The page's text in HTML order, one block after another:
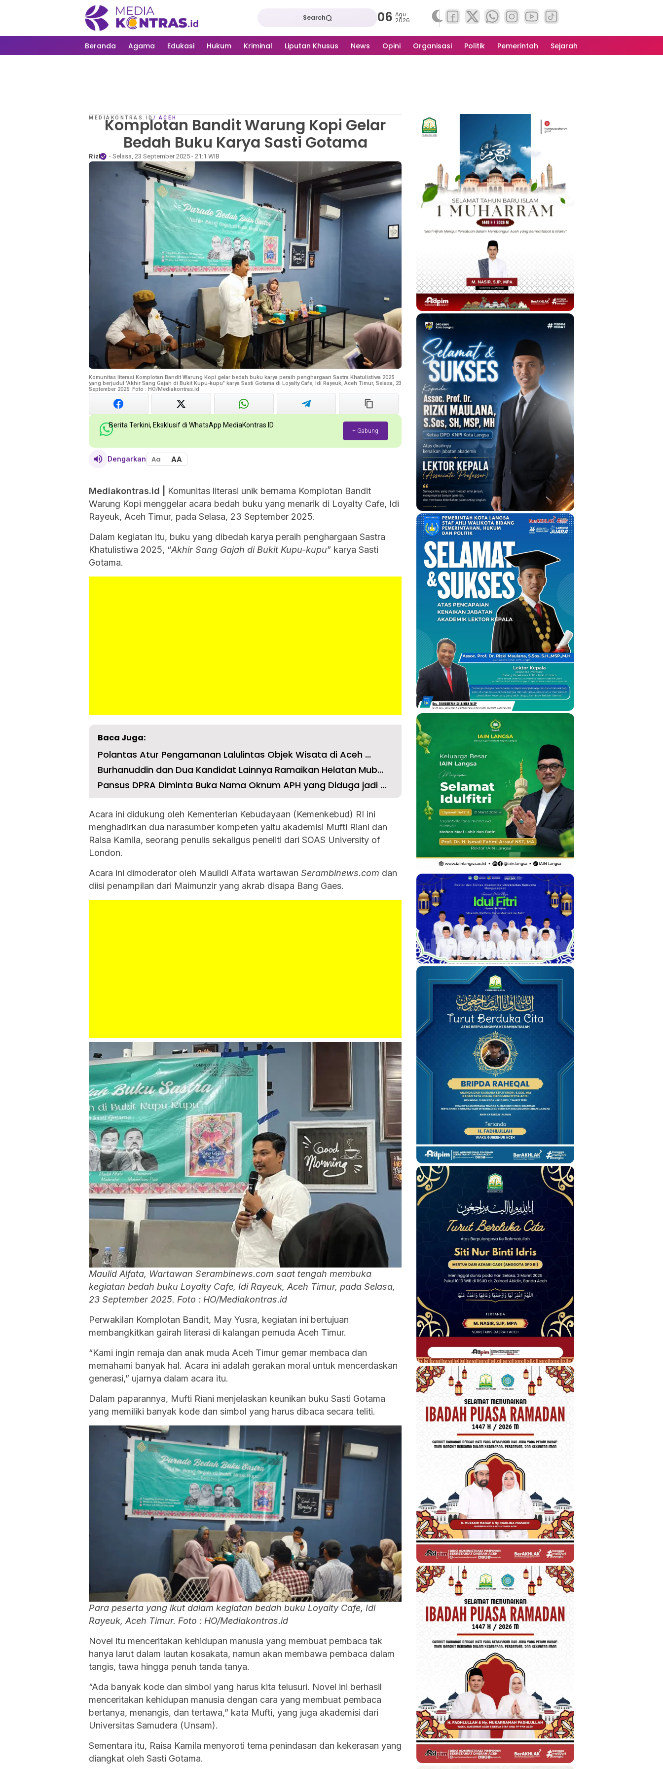
Search 06 Agu
2026
Beranda Agama Edukasi Hukum Kriminal Liputan Khusus News Opini Organisasi Politik Pemerintah Sejarah
MEDIAKONTRAS.ID / ACEH
Komplotan Bandit Warung Kopi Gelar
Bedah Buku Karya Sasti Gotama
Rizky - Selasa, 23 September 2025 - 21:1 WIB
Komunitas literasi Komplotan Bandit Warung Kopi gelar bedah buku karya peraih penghargaan Sastra Khatulistiwa 2025
yang berjudul "Akhir Sang Gajah di Bukit Kupu-kupu" karya Sasti Gotama di Loyalty Cafe, Idi Rayeuk, Aceh Timur, Selasa, 23
September 2025. Foto : HO/Mediakontras.id
Berita Terkini, Eksklusif di WhatsApp MediaKontras.ID
+ Gabung
Dengarkan Aa AA
Mediakontras.id |
Komunitas literasi unik bernama Komplotan Bandit
Warung Kopi menggelar acara bedah buku yang menarik di Loyalty Cafe, Idi
Rayeuk, Aceh Timur, pada Selasa, 23 September 2025.
Dalam kegiatan itu, buku yang dibedah karya peraih penghargaan Sastra
Khatulistiwa 2025, “Akhir Sang Gajah di Bukit Kupu-kupu” karya Sasti
Gotama.
Baca Juga:
Polantas Atur Pengamanan Lalulintas Objek Wisata di Aceh ...
Burhanuddin dan Dua Kandidat Lainnya Ramaikan Helatan Mub...
Pansus DPRA Diminta Buka Nama Oknum APH yang Diduga jadi ...
Acara ini didukung oleh Kementerian Kebudayaan (Kemenkebud) RI ini
menghadirkan dua narasumber kompeten yaitu akademisi Mufti Riani dan
Raisa Kamila, seorang penulis sekaligus peneliti dari SOAS University of
London.
Acara ini dimoderator oleh Maulidi Alfata wartawan Serambinews.com dan
diisi penampilan dari Maimunzir yang akrab disapa Bang Gaes.
Maulid Alfata, Wartawan Serambinews.com saat tengah membuka
kegiatan bedah buku Loyalty Cafe, Idi Rayeuk, Aceh Timur, pada Selasa,
23 September 2025. Foto : HO/Mediakontras.id
Perwakilan Komplotan Bandit, May Yusra, kegiatan ini bertujuan
membangkitkan gairah literasi di kalangan pemuda Aceh Timur.
“Kami ingin remaja dan anak muda Aceh Timur gemar membaca dan
memahami banyak hal. Acara ini adalah gerakan moral untuk mencerdaskan
generasi,” ujarnya dalam acara itu.
Dalam paparannya, Mufti Riani menjelaskan keunikan buku Sasti Gotama
yang memiliki banyak kode dan simbol yang harus dibaca secara teliti.
Para peserta yang ikut dalam kegiatan bedah buku Loyalty Cafe, Idi
Rayeuk, Aceh Timur. Foto : HO/Mediakontras.id
Novel itu menceritakan kehidupan manusia yang membuat pembaca tak
hanya larut dalam lautan kosakata, namun akan membawa pembaca dalam
tangis, tawa hingga penuh tanda tanya.
“Ada banyak kode dan simbol yang harus kita telusuri. Novel ini berhasil
menceritakan kehidupan manusia dengan cara yang membuat pembaca
bertanya, menangis, dan tertawa,” kata Mufti, yang juga akademisi dari
Universitas Samudera (Unsam).
Sementara itu, Raisa Kamila menyoroti tema penindasan dan kekerasan yang
diangkat oleh Sasti Gotama.